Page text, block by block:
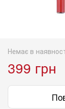
Немає в
399 грн